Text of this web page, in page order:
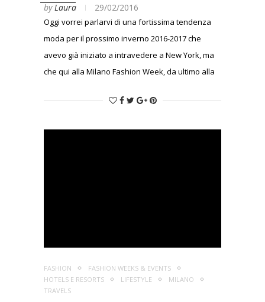
byLaura 29/02/2016
Oggi vorrei parlarvi di una fortissima tendenza
moda per il prossimo inverno 2016-2017 che
avevo già iniziato a intravedere a New York, ma
che qui alla Milano Fashion Week, da ultimo alla
National, Prada e molti altri) si è definitivamente
FASHION
FASHION WEEKS & EVENTS
HOTELS E RESORTS
LIFESTYLE
MILANO
TRAVELS